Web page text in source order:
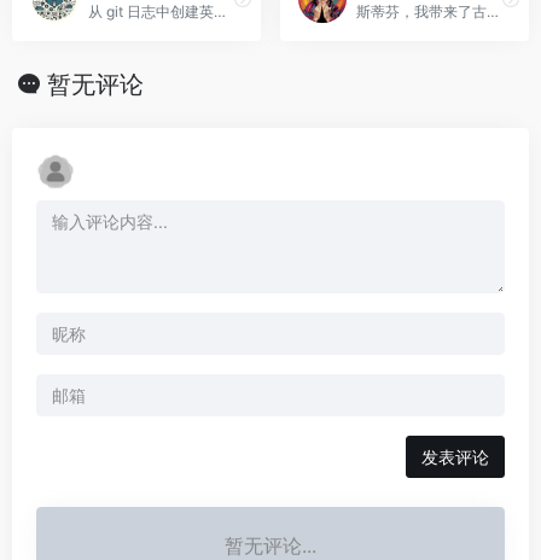
从 git 日志中创建英文和中文的发行说明和摘要。 斯蒂芬，我带来了古怪而幽默的技巧。
暂无评论
发表评论
暂无评论...